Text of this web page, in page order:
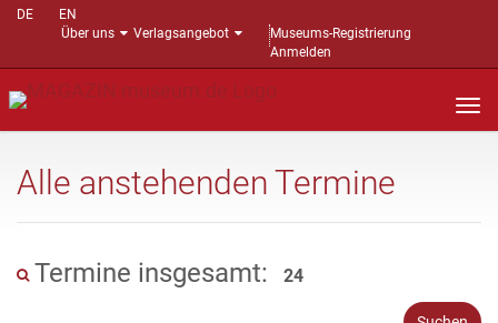
DE
EN
Über uns
Verlagsangebot
Museums-Registrierung
Anmelden
Alle anstehenden Termine
Termine insgesamt: 24